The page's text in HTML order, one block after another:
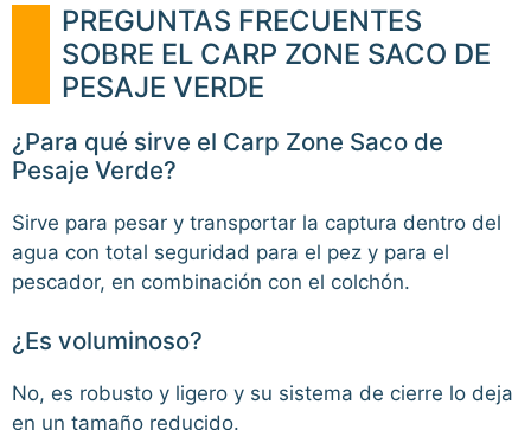
PREGUNTAS FRECUENTES
SOBRE EL CARP ZONE SACO DE
PESAJE VERDE
¿Para qué sirve el Carp Zone Saco de
Pesaje Verde?
Sirve para pesar y transportar la captura dentro del
agua con total seguridad para el pez y para el
pescador, en combinación con el colchón.
¿Es voluminoso?
No, es robusto y ligero y su sistema de cierre lo deja
en un tamaño reducido.